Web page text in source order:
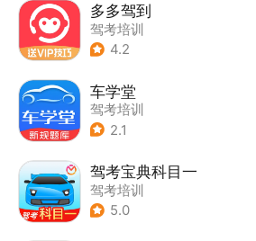
多多驾到
驾考培训
4.2
车学堂
驾考培训
2.1
驾考宝典科目一
驾考培训
5.0